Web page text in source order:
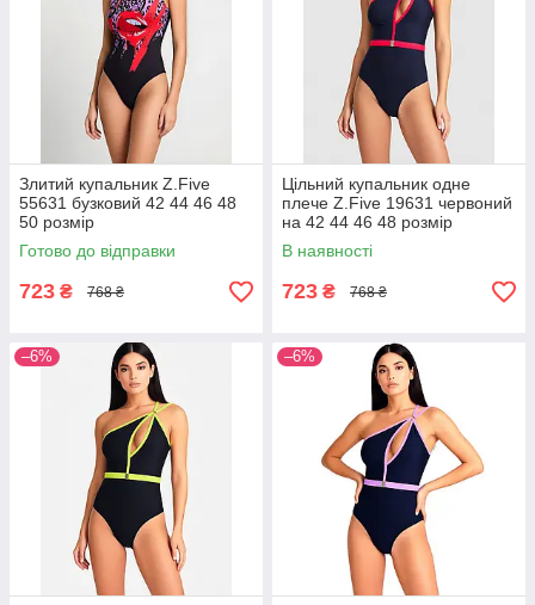
Злитий купальник Z.Five
55631 бузковий 42 44 46 48
50 розмір
Готово до відправки
723 ₴ 768 ₴
Цільний купальник одне
плече Z.Five 19631 червоний
на 42 44 46 48 розмір
В наявності
723 ₴ 768 ₴
–6% –6%